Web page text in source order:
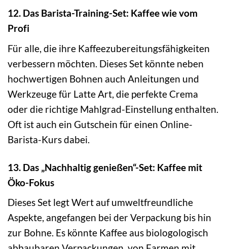
12. Das Barista-Training-Set: Kaffee wie vom
Profi
Für alle, die ihre Kaffeezubereitungsfähigkeiten
verbessern möchten. Dieses Set könnte neben
hochwertigen Bohnen auch Anleitungen und
Werkzeuge für Latte Art, die perfekte Crema
oder die richtige Mahlgrad-Einstellung enthalten.
Oft ist auch ein Gutschein für einen Online-
Barista-Kurs dabei.
13. Das „Nachhaltig genießen“-Set: Kaffee mit
Öko-Fokus
Dieses Set legt Wert auf umweltfreundliche
Aspekte, angefangen bei der Verpackung bis hin
zur Bohne. Es könnte Kaffee aus biologologisch